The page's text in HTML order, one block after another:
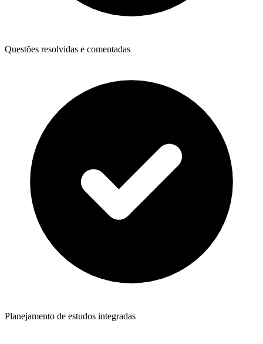
Questões resolvidas e comentadas
Planejamento de estudos integradas